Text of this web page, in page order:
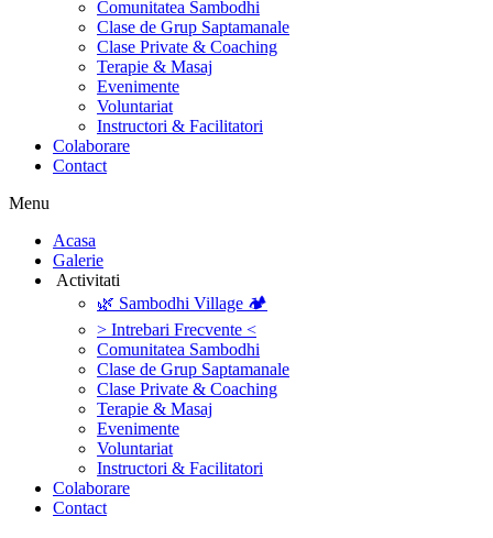
Comunitatea Sambodhi
Clase de Grup Saptamanale
Clase Private & Coaching
Terapie & Masaj
‎Evenimente
Voluntariat
‏‏‎Instructori & Facilitatori
Colaborare
Contact
Menu
‎Acasa
Galerie
‎ ‎Activitati‎
🌿 Sambodhi Village 🏕️
> Intrebari Frecvente <
Comunitatea Sambodhi
Clase de Grup Saptamanale
Clase Private & Coaching
Terapie & Masaj
‎Evenimente
Voluntariat
‏‏‎Instructori & Facilitatori
Colaborare
Contact